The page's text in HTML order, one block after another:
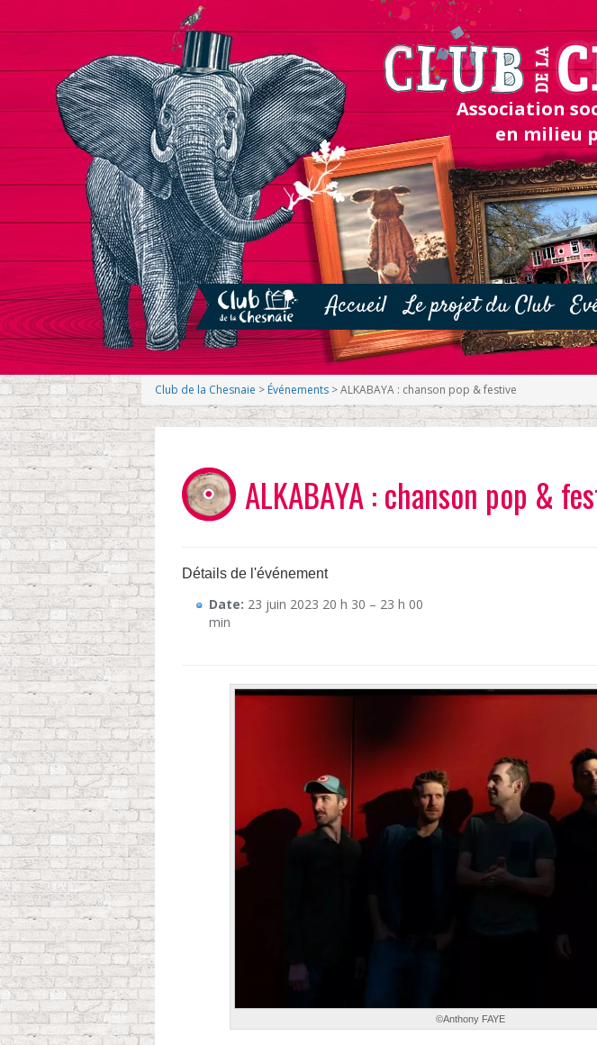
Association
en milieu
Accueil Le projet du Club
Club de la Chesnaie > Événements >ALKABAYA : chanson pop & festive
ALKABAYA : chanson pop &
Détails de l'événement
Date: 23 juin 2023 20 h 30 – 23 h 00
min
©Anthony FAYE